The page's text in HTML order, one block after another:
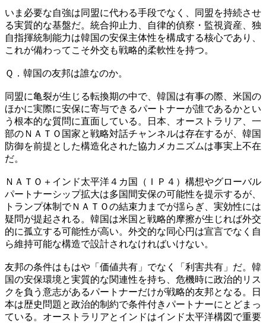
いま必要な自強は同盟に代わる手段でなく、同盟を持続させ
る実質的な基盤だ。統合抑止力、自律的偵察・監視資産、独
自指揮統制能力は韓国の安保主体性を構成する核心であり、
これが備わってこそ外交も戦略的柔軟性を持つ。
Ｑ．韓国の友邦は誰なのか。
同盟に亀裂が生じる転換期の中で、韓国は有事の際、米国の
ほかに実際に安保に寄与できるパートナーが誰であるかとい
う根本的な質問に直面している。日本、オーストラリア、一
部のＮＡＴＯ国家と戦略対話チャンネルは存在するが、韓国
防御を前提とした構造化された協力メカニズムは事実上不在
だ。
ＮＡＴＯ＋インド太平洋４カ国（ＩＰ４）構想やグローバル
パートナーシップ拡大は多国間安保の可能性を提示するが、
トランプ体制でＮＡＴＯの結束力までが揺らぎ、実効性には
疑問が提起される。韓国は米国と戦略的摩擦が生じれば外交
的に孤立する可能性が高い。外交的な同心円は宣言でなく自
ら維持可能な構造で設計されなければいけない。
友邦の条件はもはや「価値共有」でなく「利害共有」だ。韓
国の安保環境と実質的な関連性を持ち、危機時に政治的リス
クを負う意志があるパートナーだけが戦略的友邦となる。日
本は歴史問題と政治的制約で条件付きパートナーにとどまっ
ている。オーストラリアとインドはインド太平洋構図で重要